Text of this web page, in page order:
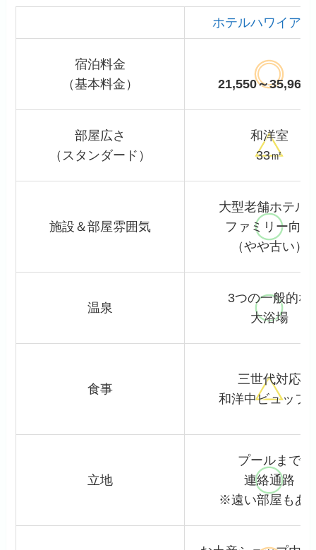
ホテルハワイア
宿泊料金
（基本料金）
21,550～35,960
部屋広さ
（スタンダード）
和洋室
33㎡
施設＆部屋雰囲気
大型老舗ホテル
ファミリー向け
（やや古い）
温泉
3つの一般的な
大浴場
食事
三世代対応
和洋中ビュッフ
立地
プールまで
連絡通路
※遠い部屋もあ